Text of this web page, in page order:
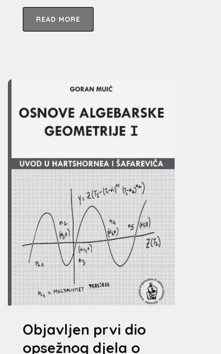
READ MORE
Objavljen prvi dio
opsežnog djela o